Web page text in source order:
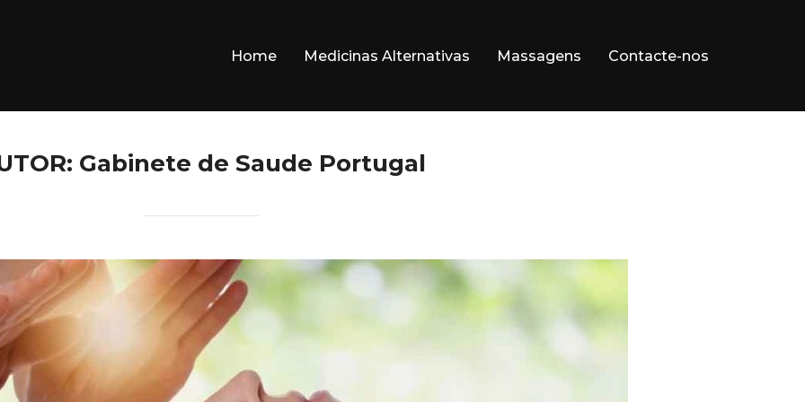
Home Medicinas Alternativas Massagens Contacte-nos
Gabinete de Saude Portugal